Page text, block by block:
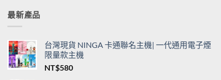
最新產品
台灣現貨 NINGA 卡通聯名主機| 一代通用電子煙
限量款主機
NT$580